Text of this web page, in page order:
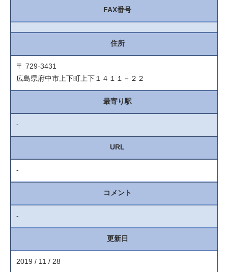
FAX番号
住所
〒 729-3431
広島県府中市上下町上下１４１１－２２
最寄り駅
-
URL
-
コメント
-
更新日
2019 / 11 / 28